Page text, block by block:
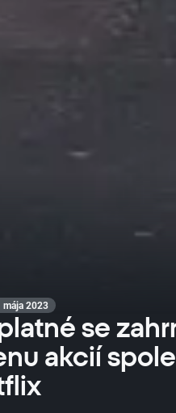
mája 2023
se
akcií